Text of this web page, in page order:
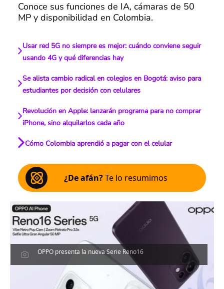
Conoce sus funciones de IA, cámaras de 50
MP y disponibilidad en Colombia.
Usar red 5G no siempre es mejor: cuándo conviene seguir
usando 4G y qué diferencias hay
Se alista cambio radical en colegios en Bogotá: aviso para
estudiantes por decisión con celulares
Revolución en Apple: lanzarán programa para no comprar
iPhone, sino alquilarlos cada año
Cómo Colombia aprendió a pagar con el celular
¿De afán?Te lo resumimos
OPPO presenta la nueva Serie Reno16